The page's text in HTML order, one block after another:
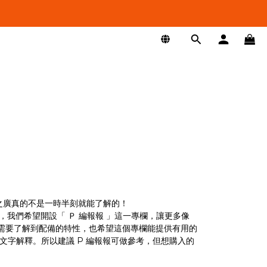
真的不是一時半刻就能了解的！
我們希望開設「 Ｐ 編報報 」這一專欄，讓更多像
了解到配備的特性，也希望這個專欄能提供有用的
字解釋。所以建議 P 編報報可做參考，但想購入的